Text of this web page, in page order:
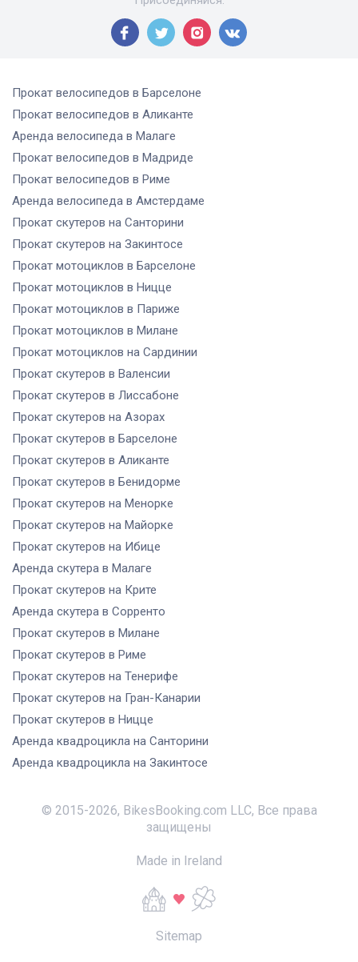
Прокат велосипедов в Барселоне
Прокат велосипедов в Аликанте
Аренда велосипеда в Малаге
Прокат велосипедов в Мадриде
Прокат велосипедов в Риме
Аренда велосипеда в Амстердаме
Прокат скутеров на Санторини
Прокат скутеров на Закинтосе
Прокат мотоциклов в Барселоне
Прокат мотоциклов в Ницце
Прокат мотоциклов в Париже
Прокат мотоциклов в Милане
Прокат мотоциклов на Сардинии
Прокат скутеров в Валенсии
Прокат скутеров в Лиссабоне
Прокат скутеров на Азорах
Прокат скутеров в Барселоне
Прокат скутеров в Аликанте
Прокат скутеров в Бенидорме
Прокат скутеров на Менорке
Прокат скутеров на Майорке
Прокат скутеров на Ибице
Аренда скутера в Малаге
Прокат скутеров на Крите
Аренда скутера в Сорренто
Прокат скутеров в Милане
Прокат скутеров в Риме
Прокат скутеров на Тенерифе
Прокат скутеров на Гран-Канарии
Прокат скутеров в Ницце
Аренда квадроцикла на Санторини
Аренда квадроцикла на Закинтосе
© 2015-2026, BikesBooking.com LLC, Все права
защищены
Made in Ireland
Sitemap